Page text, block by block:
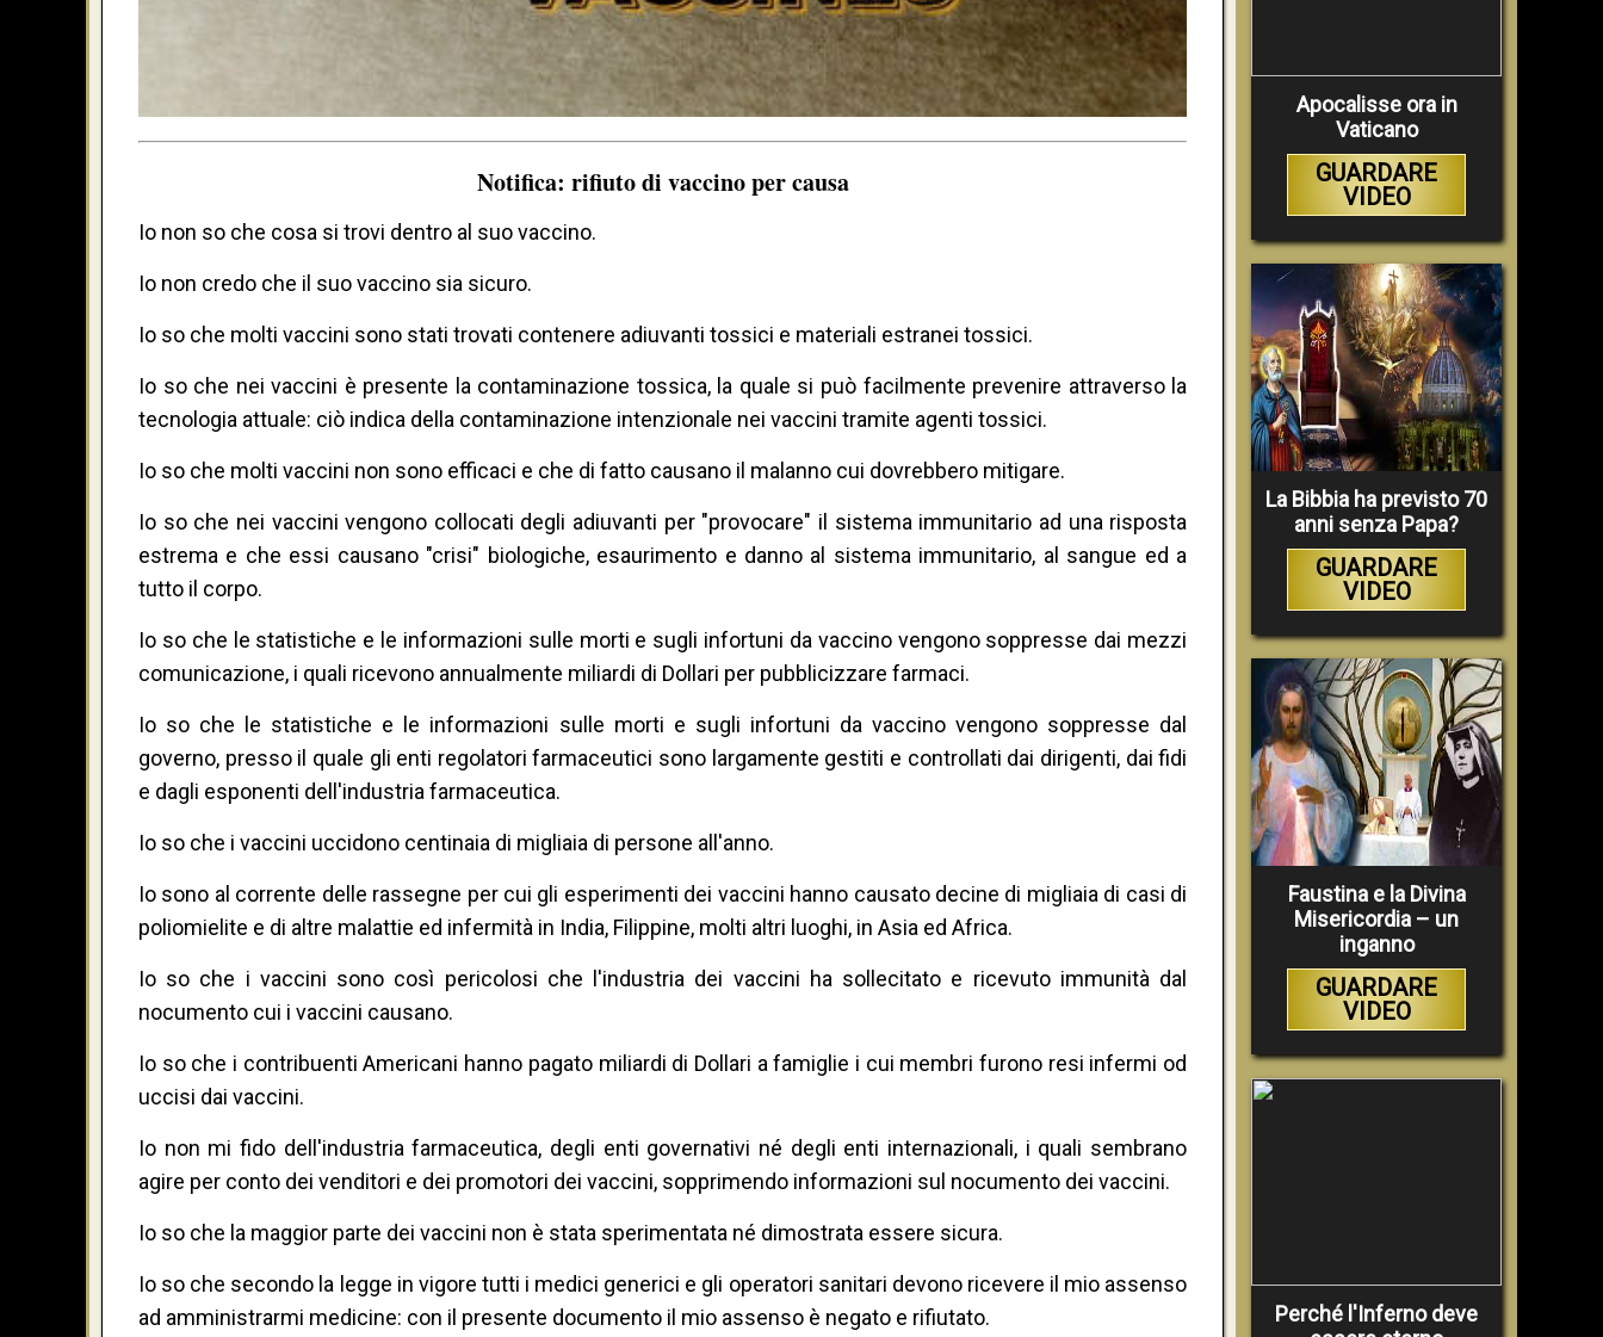
Notifica: rifiuto di vaccino per causa
Io non so che cosa si trovi dentro al suo vaccino.
Io non credo che il suo vaccino sia sicuro.
Io so che molti vaccini sono stati trovati contenere adiuvanti tossici e materiali estranei tossici.
Io so che nei vaccini è presente la contaminazione tossica, la quale si può facilmente prevenire attraverso la
tecnologia attuale: ciò indica della contaminazione intenzionale nei vaccini tramite agenti tossici.
Io so che molti vaccini non sono efficaci e che di fatto causano il malanno cui dovrebbero mitigare.
Io so che nei vaccini vengono collocati degli adiuvanti per "provocare" il sistema immunitario ad una risposta
estrema e che essi causano "crisi" biologiche, esaurimento e danno al sistema immunitario, al sangue ed a
tutto il corpo.
Io so che le statistiche e le informazioni sulle morti e sugli infortuni da vaccino vengono soppresse dai mezzi
comunicazione, i quali ricevono annualmente miliardi di Dollari per pubblicizzare farmaci.
Io so che le statistiche e le informazioni sulle morti e sugli infortuni da vaccino vengono soppresse dal
governo, presso il quale gli enti regolatori farmaceutici sono largamente gestiti e controllati dai dirigenti, dai fidi
e dagli esponenti dell'industria farmaceutica.
Io so che i vaccini uccidono centinaia di migliaia di persone all'anno.
Io sono al corrente delle rassegne per cui gli esperimenti dei vaccini hanno causato decine di migliaia di casi di
poliomielite e di altre malattie ed infermità in India, Filippine, molti altri luoghi, in Asia ed Africa.
Io so che i vaccini sono così pericolosi che l'industria dei vaccini ha sollecitato e ricevuto immunità dal
nocumento cui i vaccini causano.
Io so che i contribuenti Americani hanno pagato miliardi di Dollari a famiglie i cui membri furono resi infermi od
uccisi dai vaccini.
Io non mi fido dell'industria farmaceutica, degli enti governativi né degli enti internazionali, i quali sembrano
agire per conto dei venditori e dei promotori dei vaccini, sopprimendo informazioni sul nocumento dei vaccini.
Io so che la maggior parte dei vaccini non è stata sperimentata né dimostrata essere sicura.
Io so che secondo la legge in vigore tutti i medici generici e gli operatori sanitari devono ricevere il mio assenso
ad amministrarmi medicine: con il presente documento il mio assenso è negato e rifiutato.
Apocalisse ora in
Vaticano
GUARDARE
VIDEO
La Bibbia ha previsto 70
anni senza Papa?
GUARDARE
VIDEO
Faustina e la Divina
Misericordia – un
inganno
GUARDARE
VIDEO
Perché l'Inferno deve